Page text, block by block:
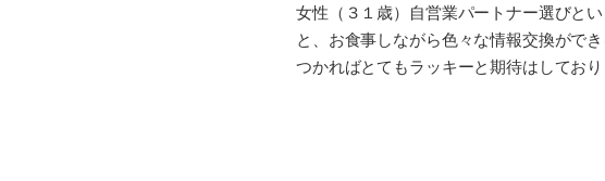
女性（３１歳）自営業パートナー選びと
と、お食事しながら色々な情報交換がで
つかればとてもラッキーと期待はしてお